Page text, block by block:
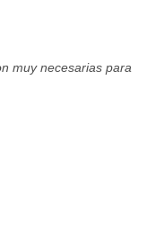
muy necesarias para